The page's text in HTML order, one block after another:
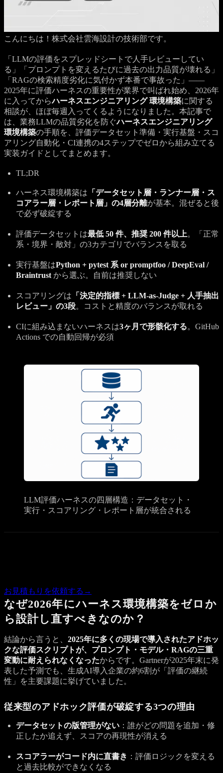
こんにちは！株式会社雲海設計の技術部です。
「LLMの評価をスプレッドシートで人手レビューしてい
る」「プロンプトを変えるたびに過去の出力品質が壊れる」
「RAGの検索精度劣化に気付かず本番で事故った」——
2025年に評価ハーネスの重要性が業界で叫ばれ始め、2026年
に入ってからハーネスエンジニアリング 環境構築に関する
相談が、ほぼ毎週入ってくるようになりました。本記事で
は、業務LLMの品質劣化を防ぐハーネスエンジニアリング
環境構築の手順を、評価データセット準備・実行基盤・スコ
アリング自動化・CI連携の4ステップでゼロから組み立てる
実装ガイドとしてまとめます。
TL;DR
ハーネス環境構築は 「データセット層・ランナー層・ス
コアラー層・レポート層」の4層分離が基本。混ぜると後
で必ず破綻する
評価データセットは最低 50 件、推奨 200 件以上。「正常
系・境界・敵対」の3カテゴリでバランスを取る
実行基盤はPython + pytest 系 or promptfoo / DeepEval /
Braintrust から選ぶ。自前は推奨しない
スコアリングは 「決定的指標 + LLM-as-Judge + 人手抽出
レビュー」の3段。コストと精度のバランスが取れる
CIに組み込まないハーネスは3ヶ月で形骸化する。GitHub
Actions での自動回帰が必須
LLM評価ハーネスの四層構造：データセット・
実行・スコアリング・レポート層が統合される
お見積もりを依頼する →
なぜ2026年にハーネス環境構築をゼロか
ら設計し直すべきなのか？
結論から言うと、 2025年に多くの現場で導入されたアドホッ
クな評価スクリプトが、プロンプト・モデル・RAGの三重
変動に耐えられなくなったからです。Gartnerが2025年末に発
表した予測でも、生成AI導入企業の約6割が「評価の継続
性」を主要課題に挙げていました。
従来型のアドホック評価が破綻する3つの理由
データセットの版管理がない ：誰がどの問題を追加・修
正したか追えず、スコアの再現性が消える
スコアラーがコード内に直書き ：評価ロジックを変える
と過去比較ができなくなる